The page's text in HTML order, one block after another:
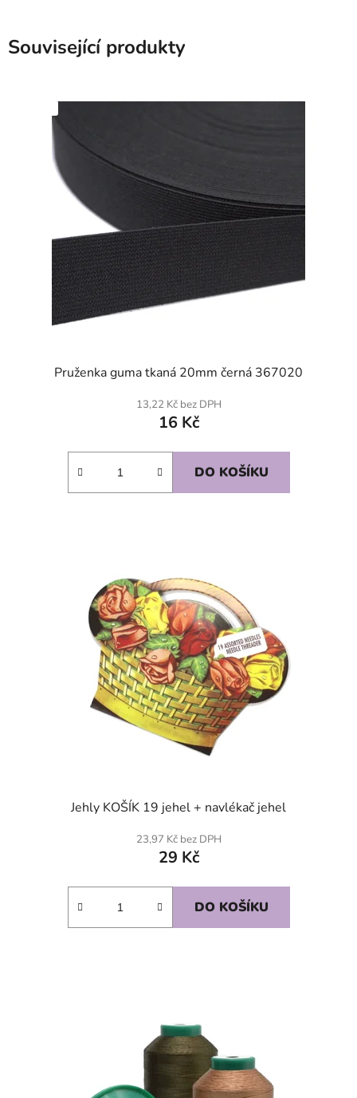
Související produkty
Pruženka guma tkaná 20mm černá 367020
13,22 Kč bez DPH
16 Kč
DO KOŠÍKU
Jehly KOŠÍK 19 jehel + navlékač jehel
23,97 Kč bez DPH
29 Kč
DO KOŠÍKU